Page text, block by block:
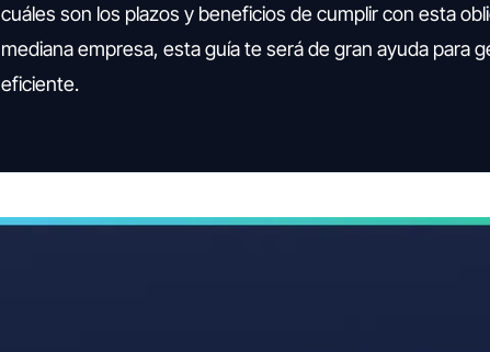
cuáles son los plazos y beneficios de cumplir con esta
mediana empresa, esta guía te será de gran ayuda para
eficiente.